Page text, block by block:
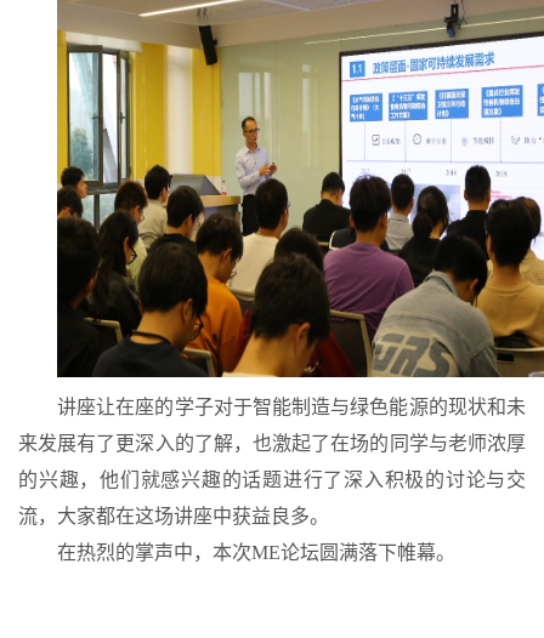
讲座让在座的学子对于智能制造与绿色能源的现状和未
来发展有了更深入的了解，也激起了在场的同学与老师浓厚
的兴趣，他们就感兴趣的话题进行了深入积极的讨论与交
流，大家都在这场讲座中获益良多。
在热烈的掌声中，本次ME论坛圆满落下帷幕。